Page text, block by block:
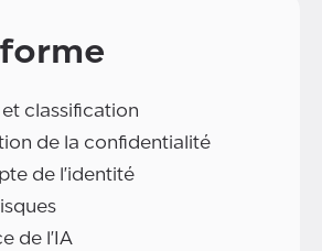
classification
de la confidentialité
de l'identité
de l'IA